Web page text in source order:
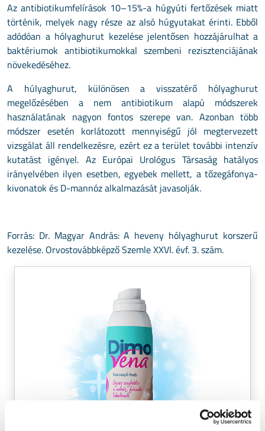
Az antibiotikumfelírások 10–15%-a húgyúti fertőzések miatt
történik, melyek nagy része az alsó húgyutakat érinti. Ebből
adódóan a hólyaghurut kezelése jelentősen hoz­zájárulhat a
baktériumok antibiotikumokkal szembeni rezisztenciájának
növekedésé­hez.
A húlyaghurut, különösen a visszatérő hólyaghurut
megelőzésében a nem antibiotikum alapú módszerek
használatának nagyon fontos szerepe van. Azonban több
módszer esetén korlátozott mennyiségű jól megtervezett
vizsgálat áll rendelkezésre, ezért ez a terület további intenzív
kutatást igényel. Az Európai Urológus Társaság hatályos
irányelvében ilyen esetben, egyebek mellett, a tőzegáfonya-
kivonatok és D-mannóz alkalmazását javasolják.
Forrás: Dr. Magyar András: A heveny hólyaghurut korszerű
kezelése. Orvostovábbképző Szemle XXVI. évf. 3. szám.